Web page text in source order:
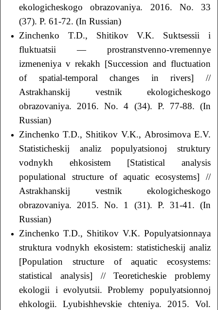
ekologicheskogo obrazovaniya. 2016. No. 33
(37). P. 61-72. (In Russian)
Zinchenko T.D., Shitikov V.K. Suktsessii i
fluktuatsii — prostranstvenno-vremennye
izmeneniya v rekakh [Succession and fluctuation
of spatial-temporal changes in rivers] //
Аstrakhanskij vestnik ekologicheskogo
obrazovaniya. 2016. No. 4 (34). P. 77-88. (In
Russian)
Zinchenko T.D., Shitikov V.K., Аbrosimova E.V.
Statisticheskij analiz populyatsionoj struktury
vodnykh ehkosistem [Statistical analysis
populational structure of aquatic ecosystems] //
Astrakhanskij vestnik ekologicheskogo
obrazovaniya. 2015. No. 1 (31). P. 31-41. (In
Russian)
Zinchenko T.D., Shitikov V.K. Populyatsionnaya
struktura vodnykh ekosistem: statisticheskij analiz
[Population structure of aquatic ecosystems:
statistical analysis] // Teoreticheskie problemy
ekologii i evolyutsii. Problemy populyatsionnoj
ehkologii. Lyubishhevskie chteniya. 2015. Vol.